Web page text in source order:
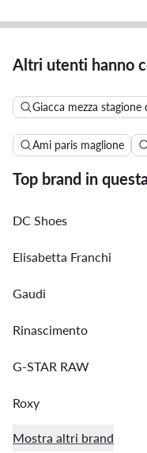
Altri utenti hanno
Giacca mezza stagione
Ami paris maglione
Top brand in
DC Shoes
Elisabetta Franchi
Gaudi
Rinascimento
G-STAR RAW
Roxy
Mostra altri brand